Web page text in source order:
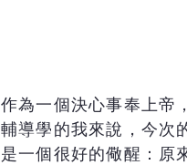
作為一個決心事奉上帝
輔導學的我來說，今次
是一個很好的儆醒：原